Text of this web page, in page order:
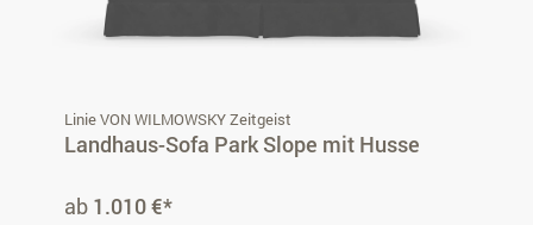
Linie VON WILMOWSKY Zeitgeist
Landhaus-Sofa Park Slope mit Husse
ab 1.010 €*